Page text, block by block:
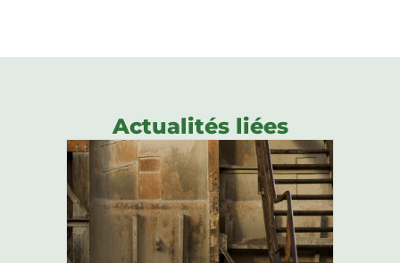
Actualités liées